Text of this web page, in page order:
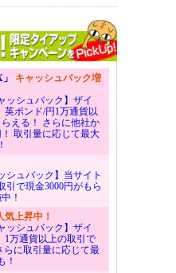
キャッシュバック増
ッシュバック】ザイ
ポンド/円1万通貨以
える！ さらに他社か
取引量に応じて最大
シュバック】当サイト
引で現金3000円がもら
！
気上昇中！
ッシュバック】ザイ
1万通貨以上の取引で
らに取引量に応じて最
！